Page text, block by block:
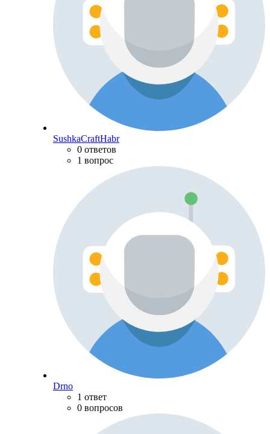
SushkaCraftHabr
0 ответов
1 вопрос
Drno
1 ответ
0 вопросов